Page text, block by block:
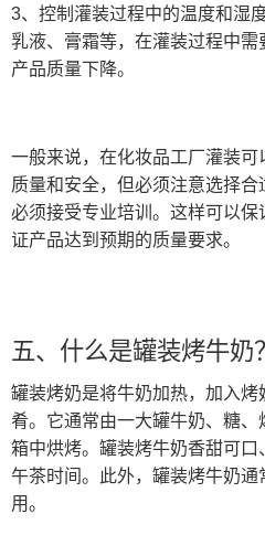
3、控制灌装过程中的温度和湿
乳液、膏霜等，在灌装过程中
产品质量下降。
一般来说，在化妆品工厂灌装
质量和安全，但必须注意选择
必须接受专业培训。这样可以
证产品达到预期的质量要求。
五、什么是罐装烤牛奶？
罐装烤奶是将牛奶加热，加入
肴。它通常由一大罐牛奶、糖
箱中烘烤。罐装烤牛奶香甜可
午茶时间。此外，罐装烤牛奶
用。